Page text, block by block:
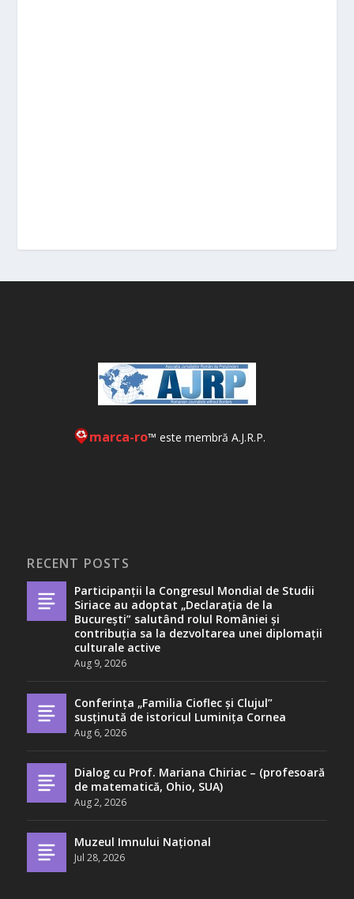
marca-ro™ este membră A.J.R.P.
RECENT POSTS
Participanții la Congresul Mondial de Studii
Siriace au adoptat „Declarația de la
București” salutând rolul României și
contribuția sa la dezvoltarea unei diplomații
culturale active
Aug 9, 2026
Conferința „Familia Cioflec și Clujul”
susținută de istoricul Luminița Cornea
Aug 6, 2026
Dialog cu Prof. Mariana Chiriac – (profesoară
de matematică, Ohio, SUA)
Aug 2, 2026
Muzeul Imnului Național
Jul 28, 2026